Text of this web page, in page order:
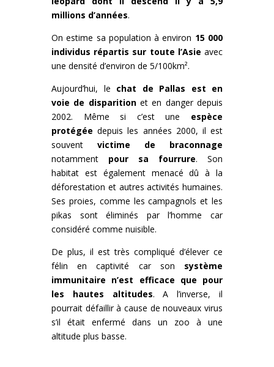
millions d’années.
On estime sa population à environ 15 000
individus répartis sur toute l’Asie avec
une densité d’environ de 5/100km².
Aujourd’hui, le chat de Pallas est en
voie de disparitionet en danger depuis
2002. Même si c’est une espèce
protégée depuis les années 2000, il est
souvent victime de braconnage
notamment pour sa fourrure. Son
habitat est également menacé dû à la
déforestation et autres activités humaines.
Ses proies, comme les campagnols et les
pikas sont éliminés par l’homme car
considéré comme nuisible.
De plus, il est très compliqué d’élever ce
félin en captivité car son système
immunitaire n’est efficace que pour
les hautes altitudes. A l’inverse, il
pourrait défaillir à cause de nouveaux virus
s’il était enfermé dans un zoo à une
altitude plus basse.